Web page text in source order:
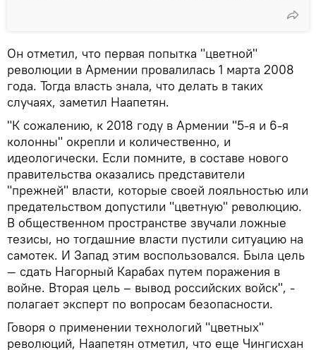
Он отметил, что первая попытка "цветной"
революции в Армении провалилась 1 марта 2008
года. Тогда власть знала, что делать в таких
случаях, заметил Наапетян.
"К сожалению, к 2018 году в Армении "5-я и 6-я
колонны" окрепли и количественно, и
идеологически. Если помните, в составе нового
правительства оказались представители
"прежней" власти, которые своей лояльностью или
предательством допустили "цветную" революцию.
В общественном пространстве звучали ложные
тезисы, но тогдашние власти пустили ситуацию на
самотек. И Запад этим воспользовался. Была цель
— сдать Нагорный Карабах путем поражения в
войне. Вторая цель – вывод российских войск", -
полагает эксперт по вопросам безопасности.
Говоря о применении технологий "цветных"
революций, Наапетян отметил, что еще Чингисхан